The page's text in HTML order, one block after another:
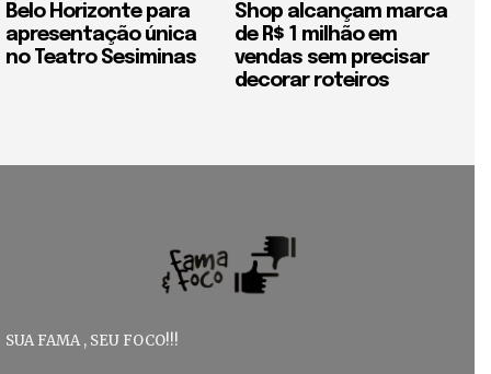
Belo Horizonte para
apresentação única
no Teatro Sesiminas
Shop alcançam marca
de R$ 1 milhão em
vendas sem precisar
decorar roteiros
SUA FAMA , SEU FOCO!!!